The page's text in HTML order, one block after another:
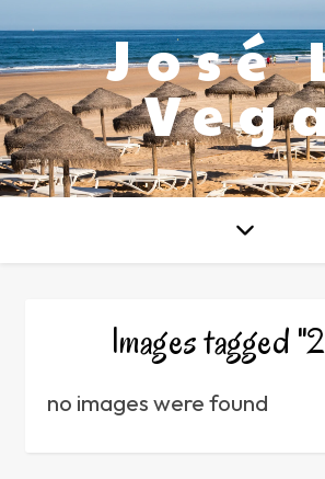
José
Images tagged
no images were found